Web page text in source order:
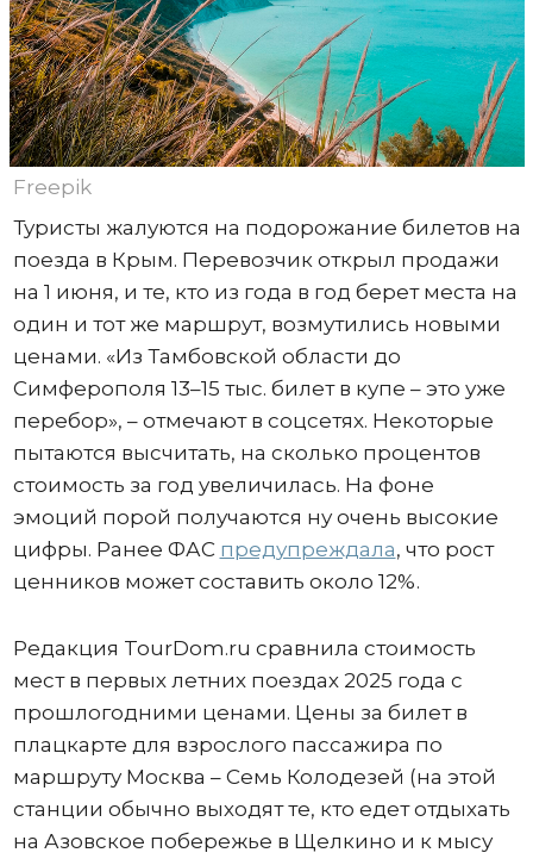
Freepik
Туристы жалуются на подорожание билетов на
поезда в Крым. Перевозчик открыл продажи
на 1 июня, и те, кто из года в год берет места на
один и тот же маршрут, возмутились новыми
ценами. «Из Тамбовской области до
Симферополя 13–15 тыс. билет в купе – это уже
перебор», – отмечают в соцсетях. Некоторые
пытаются высчитать, на сколько процентов
стоимость за год увеличилась. На фоне
эмоций порой получаются ну очень высокие
цифры. Ранее ФАС предупреждала, что рост
ценников может составить около 12%.
Редакция TourDom.ru сравнила стоимость
мест в первых летних поездах 2025 года с
прошлогодними ценами. Цены за билет в
плацкарте для взрослого пассажира по
маршруту Москва – Семь Колодезей (на этой
станции обычно выходят те, кто едет отдыхать
на Азовское побережье в Щелкино и к мысу